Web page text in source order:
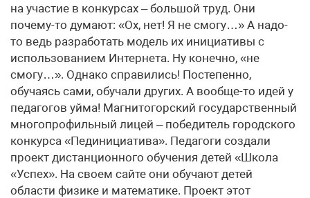
на участие в конкурсах – большой труд. Они
почему-то думают: «Ох, нет! Я не смогу…» А надо-
то ведь разработать модель их инициативы с
использованием Интернета. Ну конечно, «не
смогу…». Однако справились! Постепенно,
обучаясь сами, обучали других. А вообще-то идей у
педагогов уйма! Магнитогорский государственный
многопрофильный лицей – победитель городского
конкурса «Пединициатива». Педагоги создали
проект дистанционного обучения детей «Школа
«Успех». На своем сайте они обучают детей
области физике и математике. Проект этот